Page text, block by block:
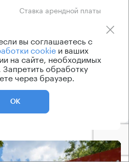
Ставка арендной платы
Тип здания
Бизнес-центр
вы соглашаетесь с
cookieи ваших
на сайте, необходимых
Запретить обработку
через браузер.
ОК